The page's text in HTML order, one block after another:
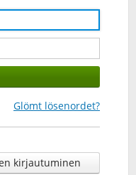
Glömt lösenordet?
kirjautuminen